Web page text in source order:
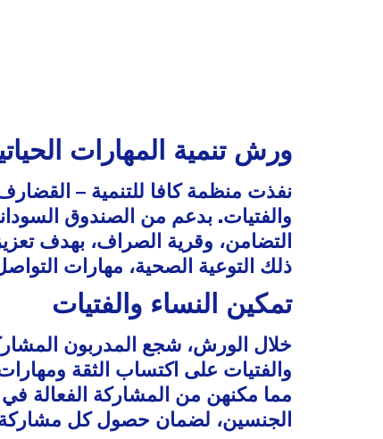
ورش تنمية المهارات
نفذت منظمة كافا للتنمية –
والفتيات. بدعم من الصندوق
التضامن، وقرية الصراف، بهدف
ذلك التوعية الصحية، مهارات
تمكين النساء والفتيات
خلال الورش، شجع المدربون
والفتيات على اكتساب الثقة
مما مكنهن من المشاركة الفعالة في
الجنسين، لضمان حصول كل مشاركة